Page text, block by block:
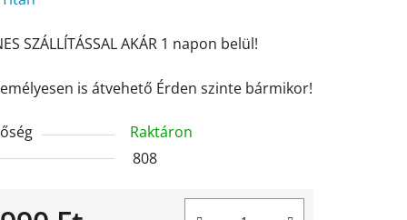
SZÁLLÍTÁSSAL AKÁR 1 napon belül!
is átvehető Érden szinte bármikor!
Raktáron
808